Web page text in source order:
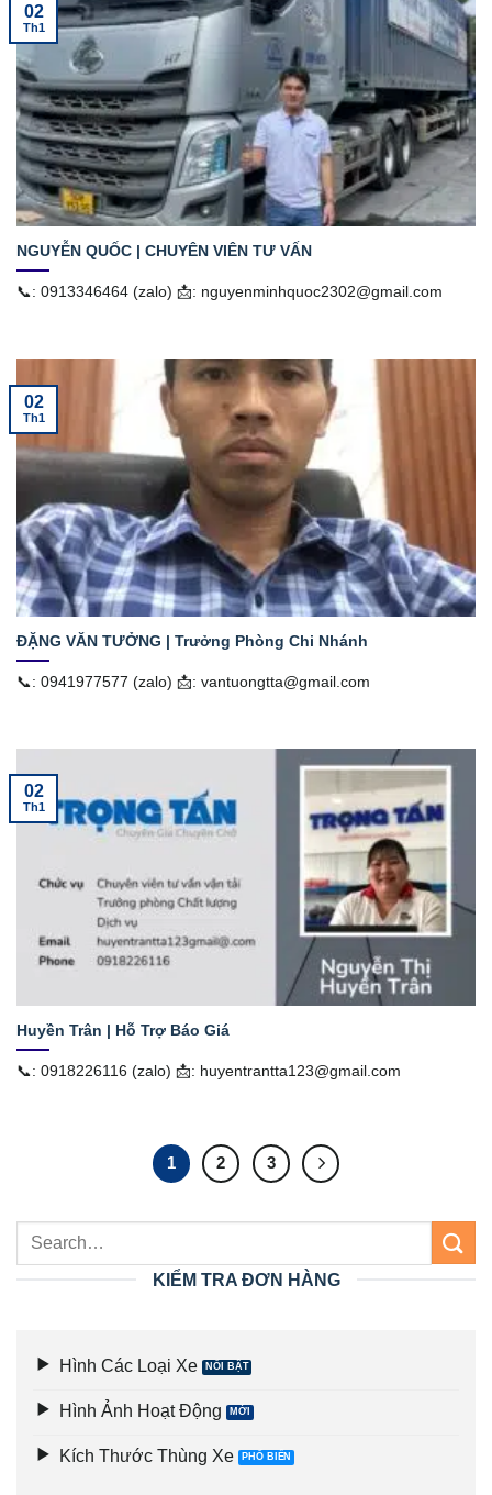
NGUYỄN QUỐC | CHUYÊN VIÊN TƯ VẤN
📞: 0913346464 (zalo) 📩: nguyenminhquoc2302@gmail.com
02
Th1
ĐẶNG VĂN TƯỞNG | Trưởng Phòng Chi Nhánh
📞: 0941977577 (zalo) 📩: vantuongtta@gmail.com
02
Th1
Huyền Trân | Hỗ Trợ Báo Giá
📞: 0918226116 (zalo) 📩: huyentrantta123@gmail.com
02
Th1
1 2 3
KIỂM TRA ĐƠN HÀNG
Hình Các Loại Xe
Hình Ảnh Hoạt Động
Kích Thước Thùng Xe